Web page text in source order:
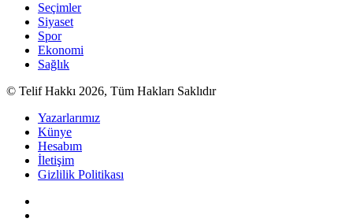
Seçimler
Siyaset
Spor
Ekonomi
Sağlık
© Telif Hakkı 2026, Tüm Hakları Saklıdır
Yazarlarımız
Künye
Hesabım
İletişim
Gizlilik Politikası